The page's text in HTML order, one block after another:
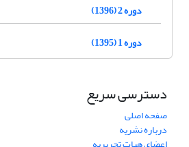
دوره 2 (1396)
دوره 1 (1395)
دسترسی سریع
صفحه اصلی
درباره نشریه